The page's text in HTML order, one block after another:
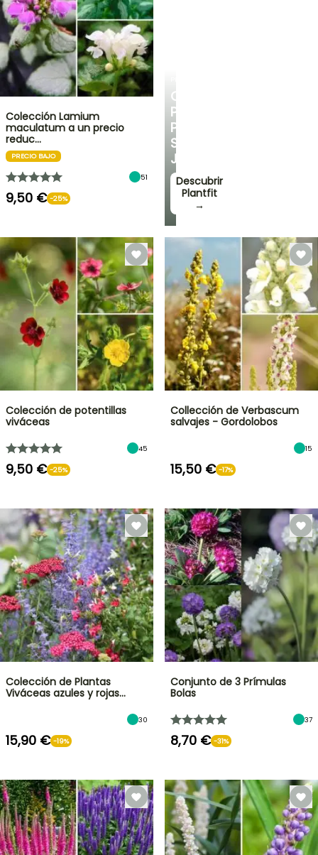
CONSEJOS
PERSONALIZADOS
PARA
SU
JARDÍN
Descubrir
Plantfit
→
Colección Lamium
maculatum a un precio
reduc…
PRECIO BAJO
51
9,50 € -25%
Colección de potentillas
viváceas
45
9,50 € -25%
Collección de Verbascum
salvajes - Gordolobos
15
15,50 € -17%
Colección de Plantas
Viváceas azules y rojas…
30
15,90 € -19%
Conjunto de 3 Prímulas
Bolas
37
8,70 € -31%